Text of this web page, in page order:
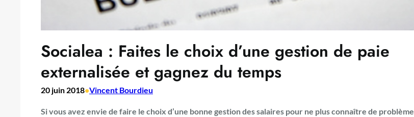
Socialea : Faites le choix d’une gestion de paie
externalisée et gagnez du temps
20 juin 2018•Vincent Bourdieu
Si vous avez envie de faire le choix d’une bonne gestion des salaires pour ne plus connaître de problème